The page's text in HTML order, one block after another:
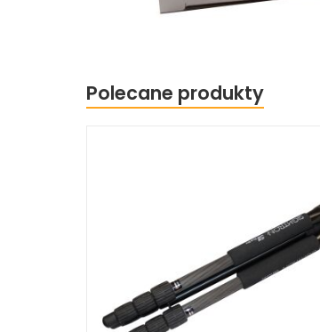
Polecane produkty